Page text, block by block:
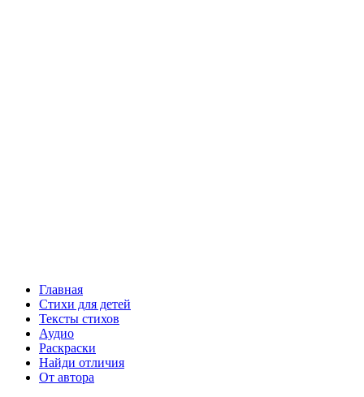
Главная
Стихи для детей
Тексты стихов
Аудио
Раскраски
Найди отличия
От автора